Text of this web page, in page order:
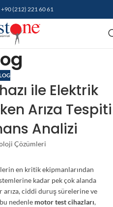
+90 (212) 221 60 61
ile Elektrik
Arıza Tespiti
Analizi
Çözümleri
en kritik ekipmanlarından
kadar pek çok alanda
ciddi duruş sürelerine ve
nedenle motor test cihazları,